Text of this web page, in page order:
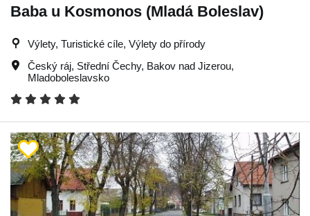
Baba u Kosmonos (Mladá Boleslav)
Výlety, Turistické cíle, Výlety do přírody
Český ráj, Střední Čechy, Bakov nad Jizerou,
Mladoboleslavsko